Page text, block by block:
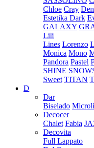
Chloe Cray
Estetika Dark
GALAXY
Lili
Lines Lorenzo
Monica Mono
Pandora Pastel
SHINE
Sweet TITAN
D
Dar
Biselado
Decocer
Chalet Fabia
Decovita
Full Lappato